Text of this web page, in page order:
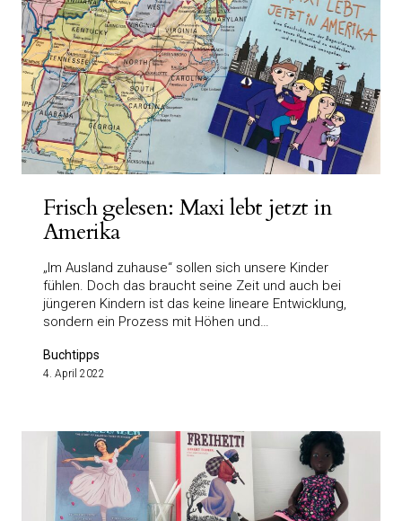
Frisch gelesen: Maxi lebt jetzt in
Amerika
„Im Ausland zuhause“ sollen sich unsere Kinder
fühlen. Doch das braucht seine Zeit und auch bei
jüngeren Kindern ist das keine lineare Entwicklung,
sondern ein Prozess mit Höhen und…
Buchtipps
4. April 2022